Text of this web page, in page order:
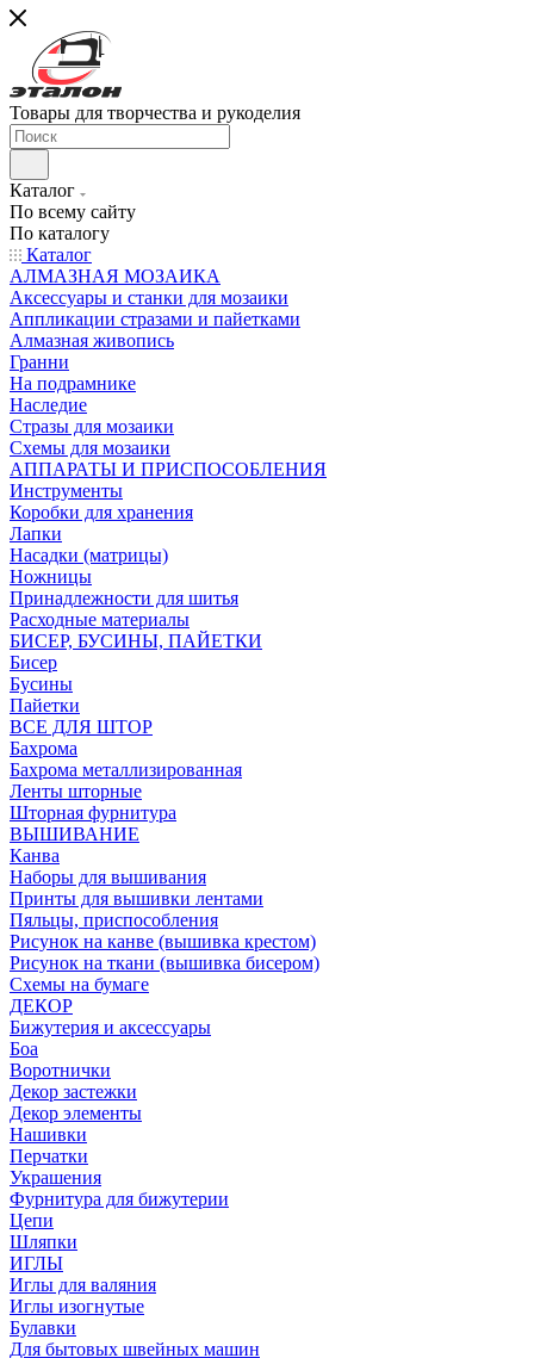
Товары для творчества и рукоделия
Каталог
По всему сайту
По каталогу
Каталог
АЛМАЗНАЯ МОЗАИКА
Аксессуары и станки для мозаики
Аппликации стразами и пайетками
Алмазная живопись
Гранни
На подрамнике
Наследие
Стразы для мозаики
Схемы для мозаики
АППАРАТЫ И ПРИСПОСОБЛЕНИЯ
Инструменты
Коробки для хранения
Лапки
Насадки (матрицы)
Ножницы
Принадлежности для шитья
Расходные материалы
БИСЕР, БУСИНЫ, ПАЙЕТКИ
Бисер
Бусины
Пайетки
ВСЕ ДЛЯ ШТОР
Бахрома
Бахрома металлизированная
Ленты шторные
Шторная фурнитура
ВЫШИВАНИЕ
Канва
Наборы для вышивания
Принты для вышивки лентами
Пяльцы, приспособления
Рисунок на канве (вышивка крестом)
Рисунок на ткани (вышивка бисером)
Схемы на бумаге
ДЕКОР
Бижутерия и аксессуары
Боа
Воротнички
Декор застежки
Декор элементы
Нашивки
Перчатки
Украшения
Фурнитура для бижутерии
Цепи
Шляпки
ИГЛЫ
Иглы для валяния
Иглы изогнутые
Булавки
Для бытовых швейных машин